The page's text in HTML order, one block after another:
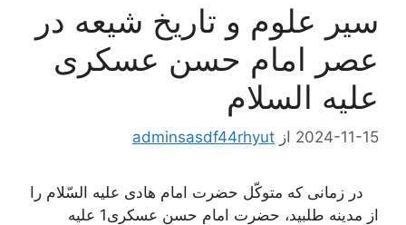
سیر علوم و تاریخ شیعه در
عصر امام حسن عسكرى
علیه السلام
2024-11-15 از adminsasdf44rhyut
در زمانى كه متوكّل حضرت امام هادى علیه السّلام را
از مدینه طلبید، حضرت امام حسن عسكرى1 علیه